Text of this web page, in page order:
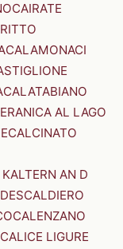
CAIRATE
CALAMONACI
CALATABIANO
AL LAGO
CALCINATO
AN D
CALDIERO
CALENZANO
CALICE LIGURE